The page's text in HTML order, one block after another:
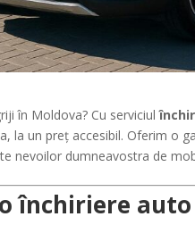
în Moldova? Cu serviciul
la un preț accesibil. Oferim
nevoilor dumneavostra de
închiriere